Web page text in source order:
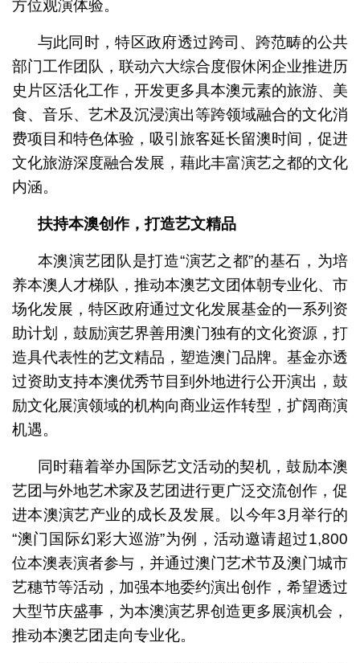
方位观演体验。
与此同时，特区政府透过跨司、跨范畴的公共
部门工作团队，联动六大综合度假休闲企业推进历
史片区活化工作，开发更多具本澳元素的旅游、美
食、音乐、艺术及沉浸演出等跨领域融合的文化消
费项目和特色体验，吸引旅客延长留澳时间，促进
文化旅游深度融合发展，藉此丰富演艺之都的文化
内涵。
扶持本澳创作，打造艺文精品
本澳演艺团队是打造“演艺之都”的基石，为培
养本澳人才梯队，推动本澳艺文团体朝专业化、市
场化发展，特区政府通过文化发展基金的一系列资
助计划，鼓励演艺界善用澳门独有的文化资源，打
造具代表性的艺文精品，塑造澳门品牌。基金亦透
过资助支持本澳优秀节目到外地进行公开演出，鼓
励文化展演领域的机构向商业运作转型，扩阔商演
机遇。
同时藉着举办国际艺文活动的契机，鼓励本澳
艺团与外地艺术家及艺团进行更广泛交流创作，促
进本澳演艺产业的成长及发展。以今年3月举行的
“澳门国际幻彩大巡游”为例，活动邀请超过1,800
位本澳表演者参与，并通过澳门艺术节及澳门城市
艺穗节等活动，加强本地委约演出创作，希望透过
大型节庆盛事，为本澳演艺界创造更多展演机会，
推动本澳艺团走向专业化。